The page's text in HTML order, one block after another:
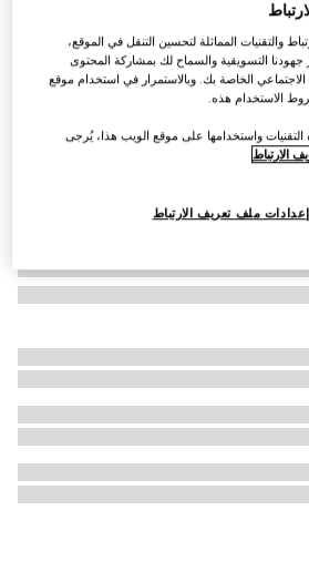
بيضوي
باللون الذهبي
والتقنيات المماثلة لتحسين التنقل في الموقع،
جهودنا التسويقية والسماح لك بمشاركة المحتوى
الخاصة بك. وبالاستمرار في استخدام موقع
الاستخدام هذه.
واستخدامها على موقع الويب هذا، يُرجى
الارتباط
إعدادات ملف تعريف الارتباط